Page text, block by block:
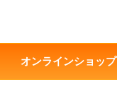
オンラインショップ